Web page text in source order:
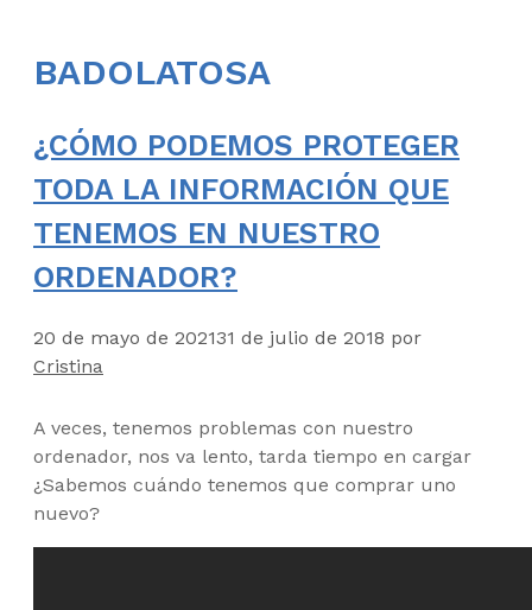
BADOLATOSA
¿CÓMO PODEMOS PROTEGER
TODA LA INFORMACIÓN QUE
TENEMOS EN NUESTRO
ORDENADOR?
20 de mayo de 202131 de julio de 2018 por
Cristina
A veces, tenemos problemas con nuestro
ordenador, nos va lento, tarda tiempo en cargar
¿Sabemos cuándo tenemos que comprar uno
nuevo?